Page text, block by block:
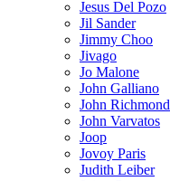
Jesus Del Pozo
Jil Sander
Jimmy Choo
Jivago
Jo Malone
John Galliano
John Richmond
John Varvatos
Joop
Jovoy Paris
Judith Leiber